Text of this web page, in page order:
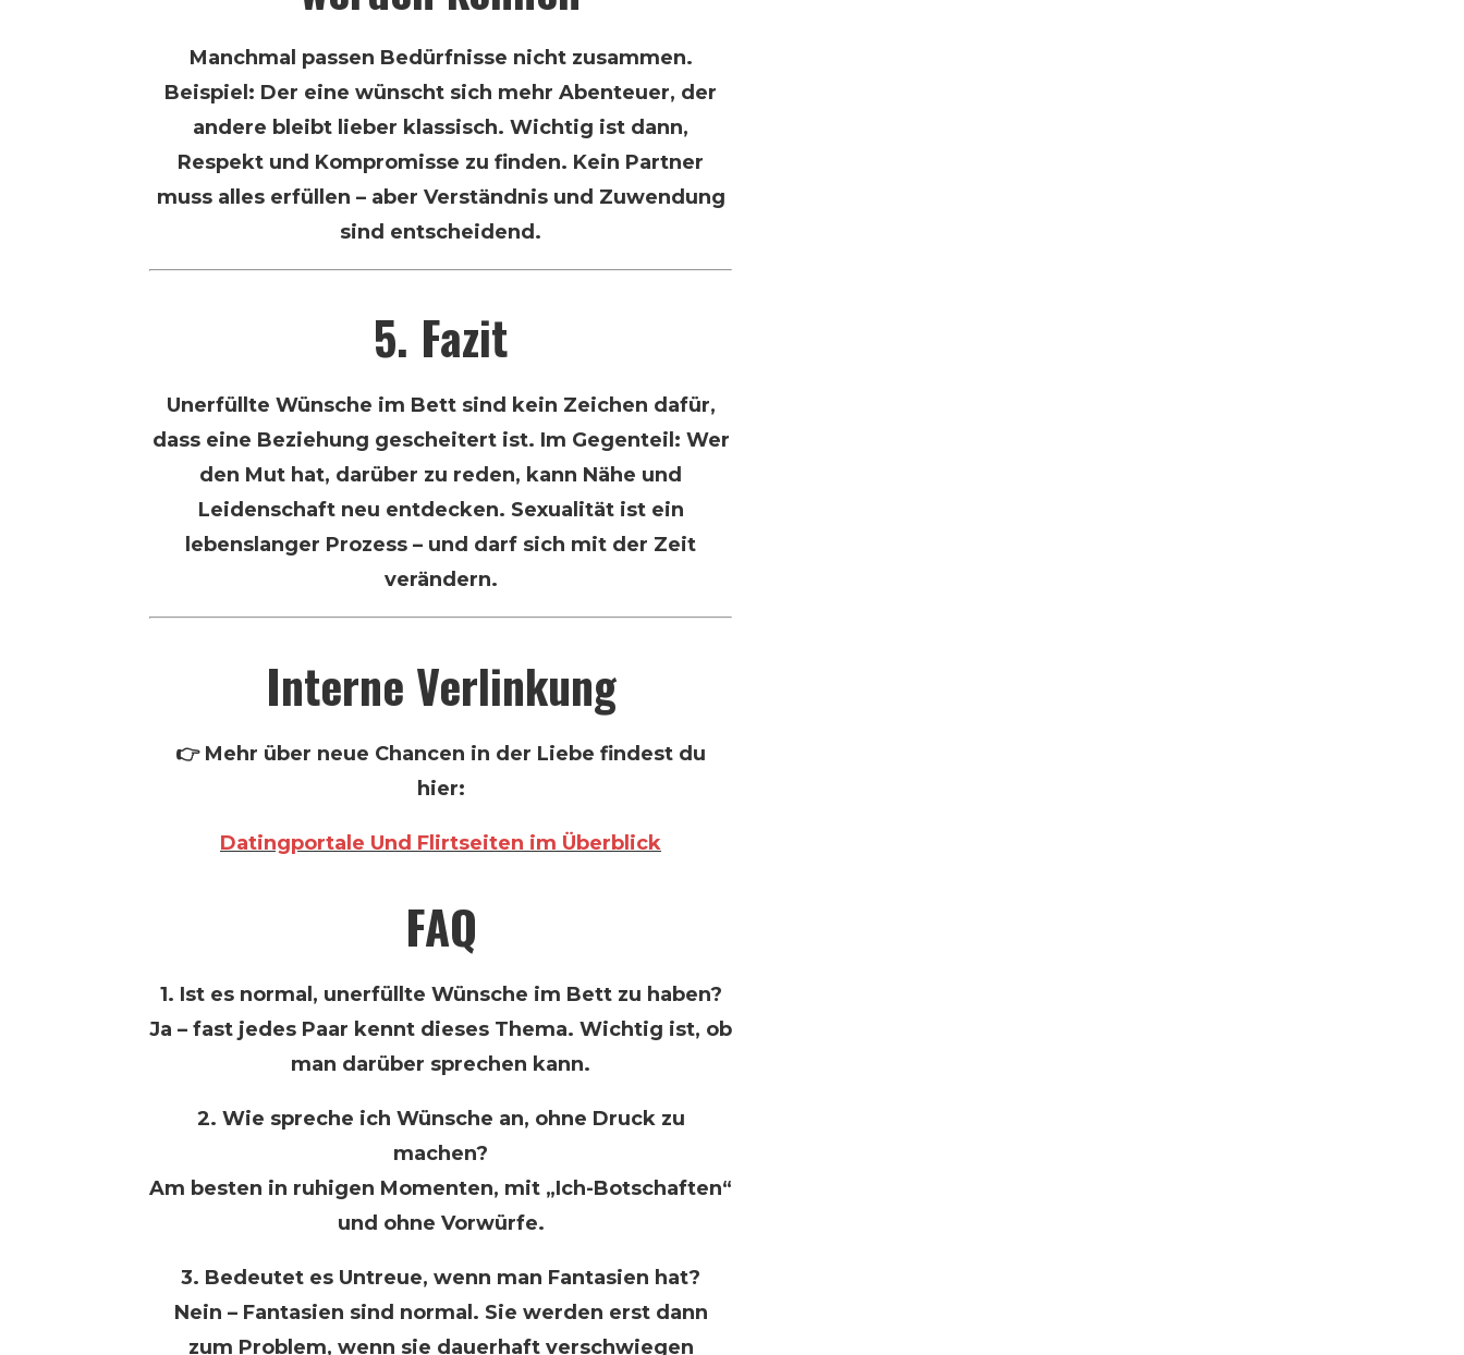
Manchmal passen Bedürfnisse nicht zusammen.
Beispiel: Der eine wünscht sich mehr Abenteuer, der
andere bleibt lieber klassisch. Wichtig ist dann,
Respekt und Kompromisse zu finden. Kein Partner
muss alles erfüllen – aber Verständnis und Zuwendung
sind entscheidend.
5. Fazit
Unerfüllte Wünsche im Bett sind kein Zeichen dafür,
dass eine Beziehung gescheitert ist. Im Gegenteil: Wer
den Mut hat, darüber zu reden, kann Nähe und
Leidenschaft neu entdecken. Sexualität ist ein
lebenslanger Prozess – und darf sich mit der Zeit
verändern.
Interne Verlinkung
👉 Mehr über neue Chancen in der Liebe findest du
hier:
Datingportale Und Flirtseiten im Überblick
FAQ
1. Ist es normal, unerfüllte Wünsche im Bett zu haben?
Ja – fast jedes Paar kennt dieses Thema. Wichtig ist, ob
man darüber sprechen kann.
2. Wie spreche ich Wünsche an, ohne Druck zu
machen?
Am besten in ruhigen Momenten, mit „Ich-Botschaften“
und ohne Vorwürfe.
3. Bedeutet es Untreue, wenn man Fantasien hat?
Nein – Fantasien sind normal. Sie werden erst dann
zum Problem, wenn sie dauerhaft verschwiegen